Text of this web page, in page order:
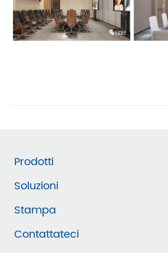
Prodotti
Soluzioni
Stampa
Contattateci